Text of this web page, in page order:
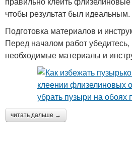
чтобы результат был идеальным.
Подготовка материалов и
Перед началом работ убедитесь,
необходимые материалы и
читать дальше →